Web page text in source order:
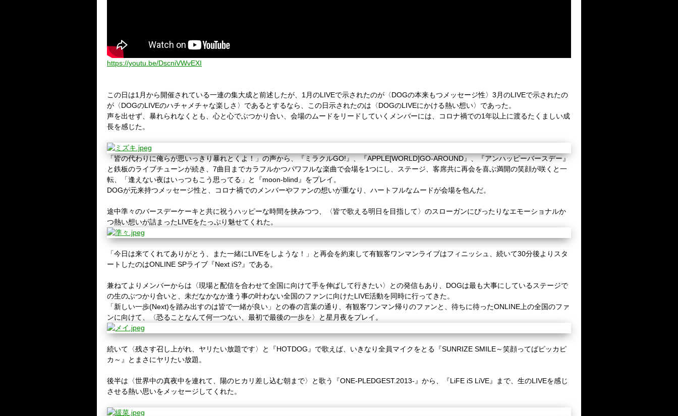
https://youtu.be/DscniVWvEXI
この日は1 月から開催されている一連の集大成と前述したが、 1 月のLIVEで示されたのが〈DOGの本来もつメッセージ性〉 3 月のLIVEで示されたの
が〈DOGのLIVEのハチャメチャな楽しさ〉であるとするなら、この日示されたのは〈DOGのLIVEにかける熱い想い〉であった。
声を出せず、暴れられなくとも、心と心でぶつかり合い、会場のムードをリードしていくメンバーには、コロナ禍での1年以上に渡るたくましい成
長を感じた。
「皆の代わりに俺らが思いっきり暴れとくよ！」の声から、『ミラクルGO!』、『APPLE[WORLD]GO-AROUND』、『アンハッピーバースデー』
と鉄板のライブチューンが続き、 7曲目までカラフルかつパワフルな楽曲で会場を1つにし、ステージ、客席共に再会を喜ぶ満開の笑顔が咲くと一
転、「逢えない夜はいっつもこう思ってる」と『moon-blind 』をプレイ。
DOGが元来持つメッセージ性と、コロナ禍でのメンバーやファンの想いが重なり、ハートフルなムードが会場を包んだ。
途中準々のバースデーケーキと共に祝うハッピーな時間を挟みつつ、〈皆で歌える明日を目指して〉のスローガンにぴったりなエモーショナルか
つ熱い想いが詰まったLIVEをたっぷり魅せてくれた。
「今日は来てくれてありがとう、また一緒にLIVEをしような！」と再会を約束して有観客ワンマンライブはフィニッシュ、続いて30分後よりスタ
ートしたのはONLINE SPライブ『Next iS?』である。
兼ねてよりメンバーからは〈現場と配信を合わせて全国に向けて手を伸ばして行きたい〉との発信もあり、 DOGは最も大事にしているステージで
の生のぶつかり合いと、未だなかなか逢う事の叶わない全国のファンに向けたLIVE活動を同時に行ってきた。
「新しい一歩(Next)を踏み出すのは皆で一緒が良い」との春の言葉の通り、有観客ワンマン帰りのファンと、待ちに待ったONLINE 上の全国のファ
ンに向けて、〈恐ることなんて何一つない、最初で最後の一歩を〉と星月夜をプレイ。
続いて〈残さす召し上がれ、ヤリたい放題です〉と『HOTDOG 』で歌えば、いきなり全員マイクをとる『SUNRIZE SMILE～笑顔ってばピッカピ
カ～』とまさにヤリたい放題。
後半は〈世界中の真夜中を連れて、陽のヒカリ差し込む朝まで〉と歌う『ONE-PLEDGEST.2013- 』から、『LiFE iS LiVE』まで、生のLIVEを感じ
させる熱い思いをメッセージしてくれた。